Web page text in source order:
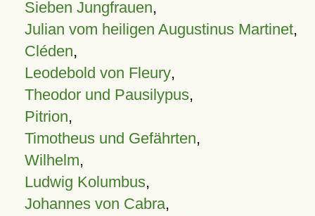
Sieben Jungfrauen,
Julian vom heiligen Augustinus Martinet,
Cléden,
Leodebold von Fleury,
Theodor und Pausilypus,
Pitrion,
Timotheus und Gefährten,
Wilhelm,
Ludwig Kolumbus,
Johannes von Cabra,